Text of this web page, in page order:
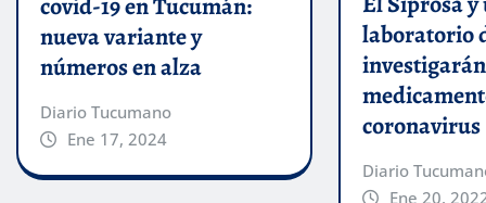
covid-19 en Tucumán:
nueva variante y
números en alza
Diario Tucumano
Ene 17, 2024
laboratorio
coronavirus
Diario
Ene 20,